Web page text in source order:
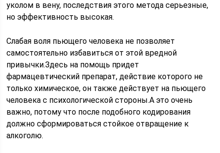
уколом в вену, последствия этого метода серьезные,
но эффективность высокая.
Слабая воля пьющего человека не позволяет
самостоятельно избавиться от этой вредной
привычки.Здесь на помощь придет
фармацевтический препарат, действие которого не
только химическое, он также действует на пьющего
человека с психологической стороны.А это очень
важно, потому что после подобного кодирования
должно сформироваться стойкое отвращение к
алкоголю.